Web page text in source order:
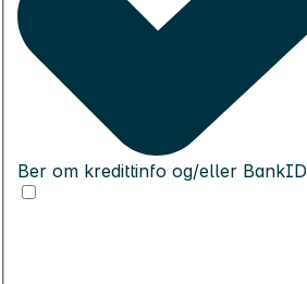
Ber om kredittinfo og/eller BankID